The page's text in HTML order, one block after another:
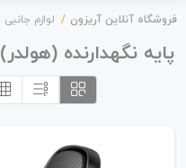
فروشگاه آنلاین آریزون لوازم جانبی
پایه نگهدارنده (هولدر)